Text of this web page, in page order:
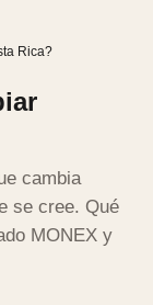
Rica?
cambia
se cree. Qué
MONEX y